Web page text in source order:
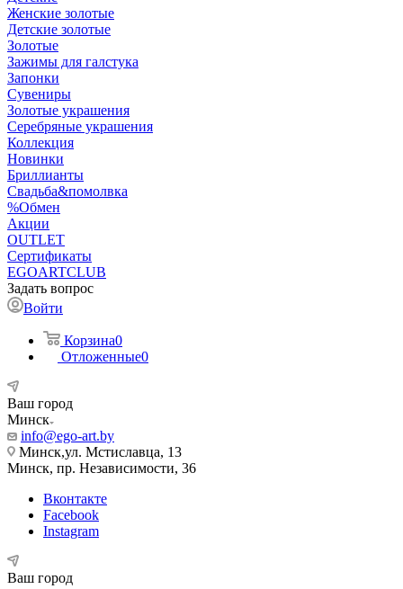
Женские золотые
Детские золотые
Золотые
Зажимы для галстука
Запонки
Сувениры
Золотые украшения
Серебряные украшения
Коллекция
Новинки
Бриллианты
Свадьба&помолвка
%Обмен
Акции
OUTLET
Сертификаты
EGOARTCLUB
Задать вопрос
Войти
Корзина0
Отложенные0
Ваш город
Минск
info@ego-art.by
Минск,ул. Мстиславца, 13
Минск, пр. Независимости, 36
Вконтакте
Facebook
Instagram
Ваш город